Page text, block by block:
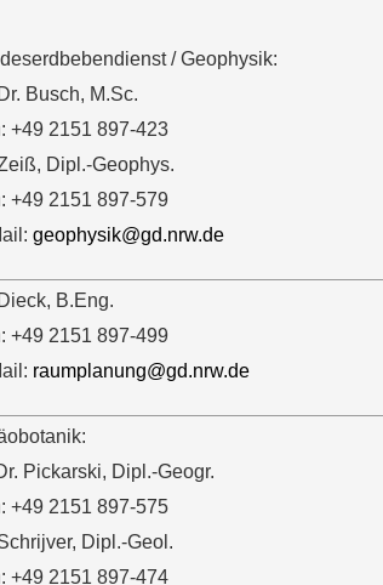
/ Geophysik:
Busch, M.Sc.
+49 2151 897-423
Dipl.-Geophys.
+49 2151 897-579
geophysik@gd.nrw.de
B.Eng.
+49 2151 897-499
raumplanung@gd.nrw.de
Pickarski, Dipl.-Geogr.
+49 2151 897-575
Dipl.-Geol.
+49 2151 897-474